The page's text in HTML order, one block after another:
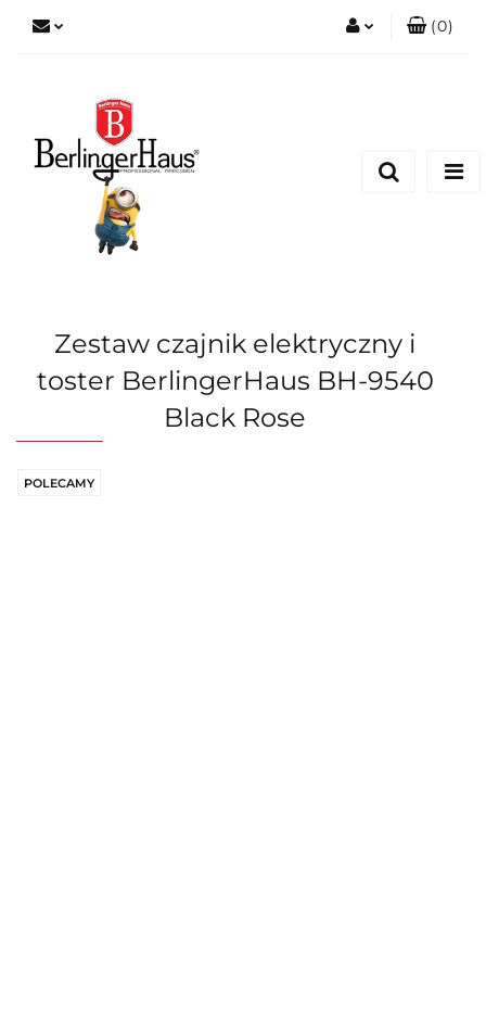
(0)
Zestaw czajnik elektryczny i
toster BerlingerHaus BH-9540
Black Rose
POLECAMY